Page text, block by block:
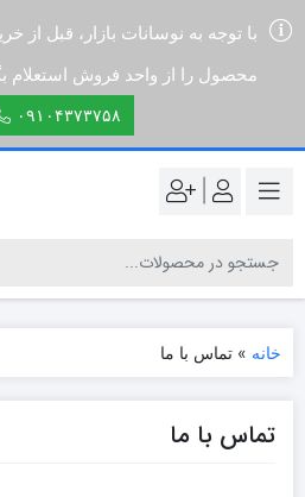
با توجه به نوسانات بازار، قبل از
محصول را از واحد فروش استعلام
۰۹۱۰۴۳۷۳۷۵۸
خانه » تماس با ما
تماس با ما